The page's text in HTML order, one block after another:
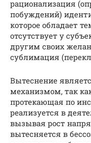
рационализация
побуждений)
которое обладает
отсутствует у
другим своих
сублимация
Вытеснение
механизмом, так
протекающая по
реализуется в
вызывая рост
вытесняется в